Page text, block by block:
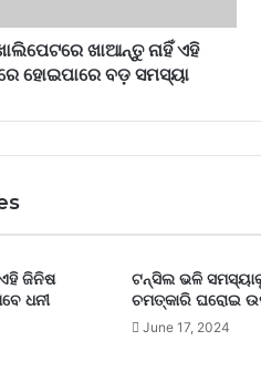
ଖାଆନ୍ତୁ ନାହିଁ ଏହି
ହୋଇପାରେ ବଡ଼ ସମସ୍ୟା
ଜିନିଷ
ଧନୀ
ଟନ୍ସିଲ ଭଳି
ଚମତ୍କାରି ଘରୋଇ
June 17, 2024